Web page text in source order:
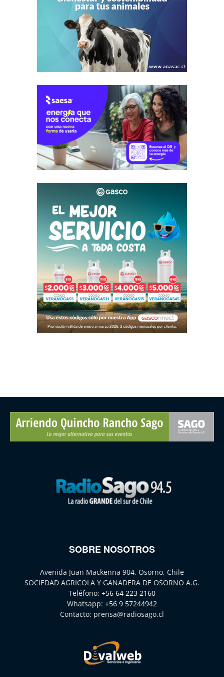
SOBRE NOSOTROS
Avenida Juan Mackenna 904, Osorno, Chile
SOCIEDAD AGRICOLA Y GANADERA DE OSORNO A.G.
Teléfono: +56 64 223 2160
Whatsapp: +56 9 57244942
Contacto: prensa@radiosago.cl